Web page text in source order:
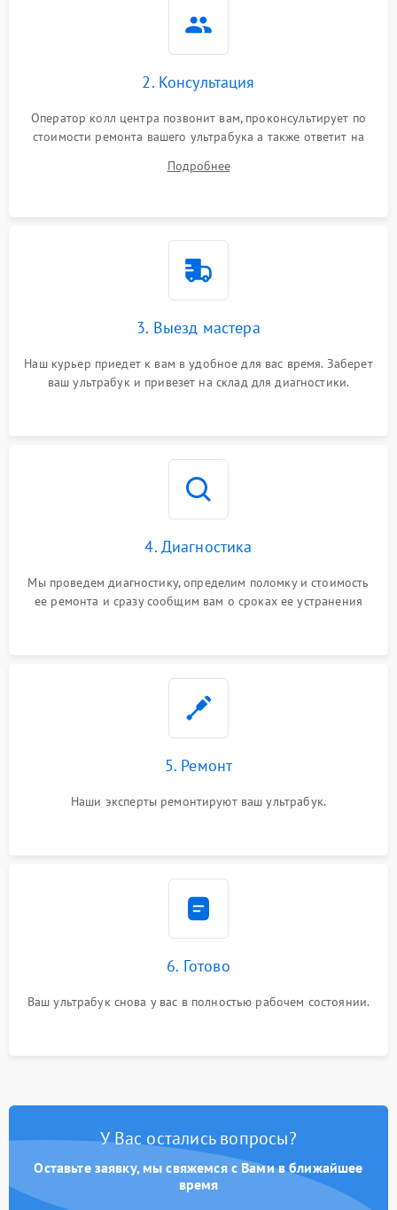
2. Консультация
Оператор колл центра позвонит вам, проконсультирует по
стоимости ремонта вашего ультрабука а также ответит на
Подробнее
3. Выезд мастера
Наш курьер приедет к вам в удобное для вас время. Заберет
ваш ультрабук и привезет на склад для диагностики.
4. Диагностика
Мы проведем диагностику, определим поломку и стоимость
ее ремонта и сразу сообщим вам о сроках ее устранения
5. Ремонт
Наши эксперты ремонтируют ваш ультрабук.
6. Готово
Ваш ультрабук снова у вас в полностью рабочем состоянии.
У Вас остались вопросы?
Оставьте заявку, мы свяжемся с Вами в ближайшее
время